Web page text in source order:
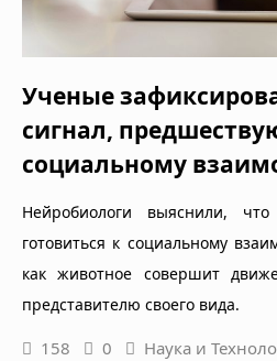
Ученые
сигнал,
социальному
Нейробиологи выяснили,
готовиться к социальному
как животное совершит
представителю своего вида.
158 0 Наука и